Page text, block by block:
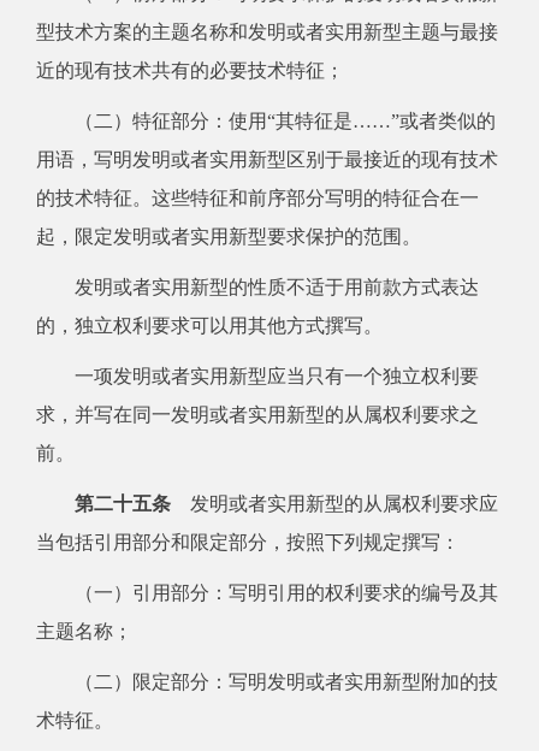
型技术方案的主题名称和发明或者实用新型主题与最接
近的现有技术共有的必要技术特征；
（二）特征部分：使用“其特征是……”或者类似的
用语，写明发明或者实用新型区别于最接近的现有技术
的技术特征。这些特征和前序部分写明的特征合在一
起，限定发明或者实用新型要求保护的范围。
发明或者实用新型的性质不适于用前款方式表达
的，独立权利要求可以用其他方式撰写。
一项发明或者实用新型应当只有一个独立权利要
求，并写在同一发明或者实用新型的从属权利要求之
前。
第二十五条 发明或者实用新型的从属权利要求应
当包括引用部分和限定部分，按照下列规定撰写：
（一）引用部分：写明引用的权利要求的编号及其
主题名称；
（二）限定部分：写明发明或者实用新型附加的技
术特征。